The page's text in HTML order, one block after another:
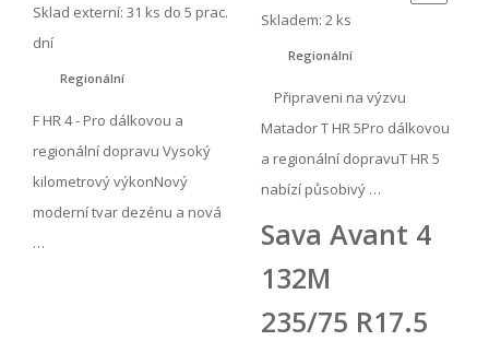
Sklad externí: 31 ks do 5 prac.
dní
Regionální
F HR 4 - Pro dálkovou a
regionální dopravu Vysoký
kilometrový výkonNový
moderní tvar dezénu a nová
…
Skladem: 2 ks
Regionální
Připraveni na výzvu
Matador T HR 5Pro dálkovou
a regionální dopravuT HR 5
nabízí působivý …
Sava Avant 4
132M
235/75 R17.5